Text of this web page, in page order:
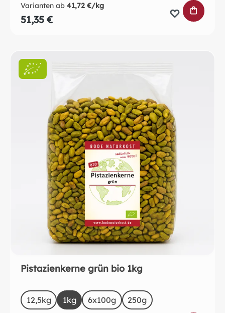
Varianten ab 41,72 €/kg
51,35 €
IN DEN
Pistazienkerne grün bio 1kg
Sizeauswählen
12,5kg 1kg 6x100g 250g